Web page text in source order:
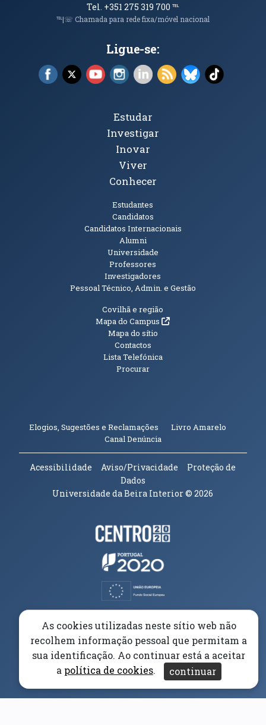
Tel. +351 275 319 700℡
℡|☏ Chamada para rede fixa/móvel nacional
Ligue-se:
Facebook (abre em nova janela)
X (abre em nova janela)
YouTube (abre em nova janela)
Instagram (abre em nova janela)
LinkedIn (abre em nova
RSS (abre em nova
Bluesky (abre
TikTok
Tópicos Principais
Estudar
Investigar
Inovar
Viver
Conhecer
Estudantes
Candidatos
Candidatos Internacionais
Alumni
Universidade
Professores
Investigadores
Pessoal Técnico, Admin. e Gestão
Informações Adicionais
Covilhã e região
Mapa do Campus(abre em nova janela)
Mapa do sítio
Contactos
Lista Telefónica
Procurar
Elogios, Sugestões e Reclamações Livro Amarelo
Canal Denúncia(abre em nova janela)
Acessibilidade Aviso/Privacidade
Proteção de
Dados
Universidade da Beira Interior© 2026
Parceiros e Financiadores
(abre em nova janela)
(abre em nova janela)
As cookies utilizadas neste sítio web não
recolhem informação pessoal que permitam a
sua identificação. Ao continuar está a aceitar
a política de cookies. continuar